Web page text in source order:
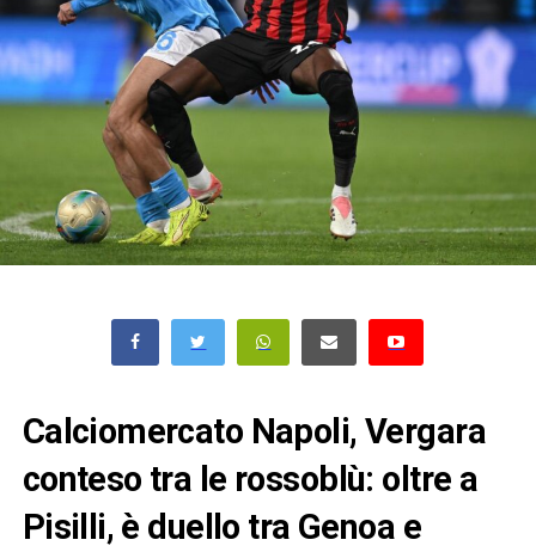
Calciomercato Napoli, Vergara
conteso tra le rossoblù: oltre a
Pisilli, è duello tra Genoa e